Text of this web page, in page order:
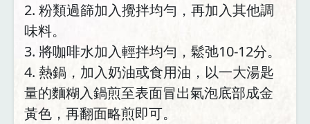
2. 粉類過篩加入攪拌均勻，再加入其他調
味料。
3. 將咖啡水加入輕拌均勻，鬆弛10-12分。
4. 熱鍋，加入奶油或食用油，以一大湯匙
量的麵糊入鍋煎至表面冒出氣泡底部成金
黃色，再翻面略煎即可。